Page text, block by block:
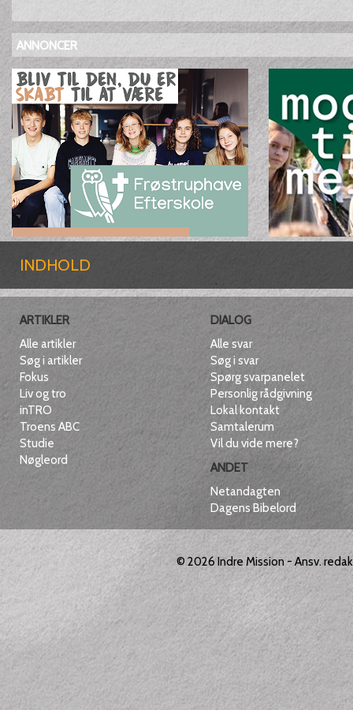
ANNONCER
INDHOLD
ARTIKLER
Alle artikler
Søg i artikler
Fokus
Liv og tro
inTRO
Troens ABC
Studie
Nøgleord
DIALOG
Alle svar
Søg i svar
Spørg svarpanelet
Personlig rådgivning
Lokal kontakt
Samtalerum
Vil du vide mere?
ANDET
Netandagten
Dagens Bibelord
© 2026 Indre Mission- Ansv.